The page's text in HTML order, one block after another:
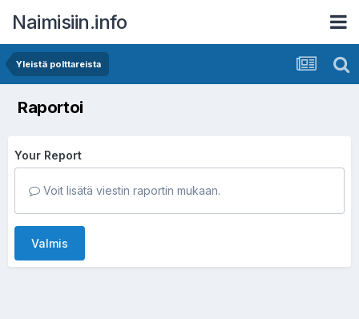
Naimisiin.info
Yleistä polttareista
Raportoi
Your Report
Voit lisätä viestin raportin mukaan.
Valmis